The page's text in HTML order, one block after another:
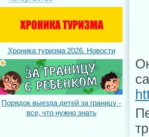
Хроника туризма 2026. Новости
Порядок выезда детей за границу -
все, что нужно знать